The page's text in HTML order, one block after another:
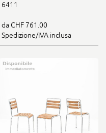
6411
da CHF 761.00
Spedizione/IVA inclusa